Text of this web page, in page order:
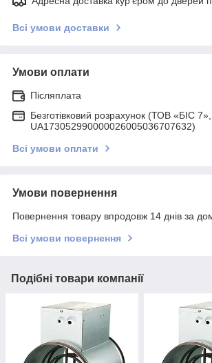
Всі умови доставки
Умови оплати
Післяплата
Безготівковий розрахунок (ТОВ «БІС 7»,
UA173052990000026005036707632)
Всі умови оплати
Умови повернення
Повернення товару впродовж 14 днів за
Всі умови повернення
Подібні товари компанії